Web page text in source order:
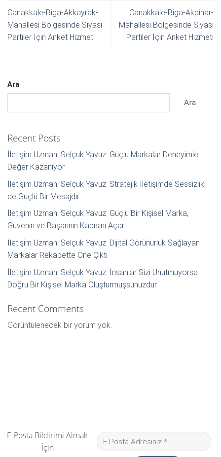
Canakkale-Biga-Akkayrak-
Mahallesi Bölgesinde Siyasi
Partiler İçin Anket Hizmeti
Canakkale-Biga-Akpinar-
Mahallesi Bölgesinde Siyasi
Partiler İçin Anket Hizmeti
Ara
Ara
Recent Posts
İletişim Uzmanı Selçuk Yavuz: Güçlü Markalar Deneyimle
Değer Kazanıyor
İletişim Uzmanı Selçuk Yavuz: Stratejik İletişimde Sessizlik
de Güçlü Bir Mesajdır
İletişim Uzmanı Selçuk Yavuz: Güçlü Bir Kişisel Marka,
Güvenin ve Başarının Kapısını Açar
İletişim Uzmanı Selçuk Yavuz: Dijital Görünürlük Sağlayan
Markalar Rekabette Öne Çıktı
İletişim Uzmanı Selçuk Yavuz: İnsanlar Sizi Unutmuyorsa
Doğru Bir Kişisel Marka Oluşturmuşsunuzdur
Recent Comments
Görüntülenecek bir yorum yok.
E-Posta Bildirimi Almak
İçin